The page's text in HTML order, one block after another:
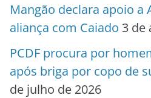
Mangão declara apoio a
aliança com Caiado 3 de
PCDF procura por
após briga por copo de
de julho de 2026